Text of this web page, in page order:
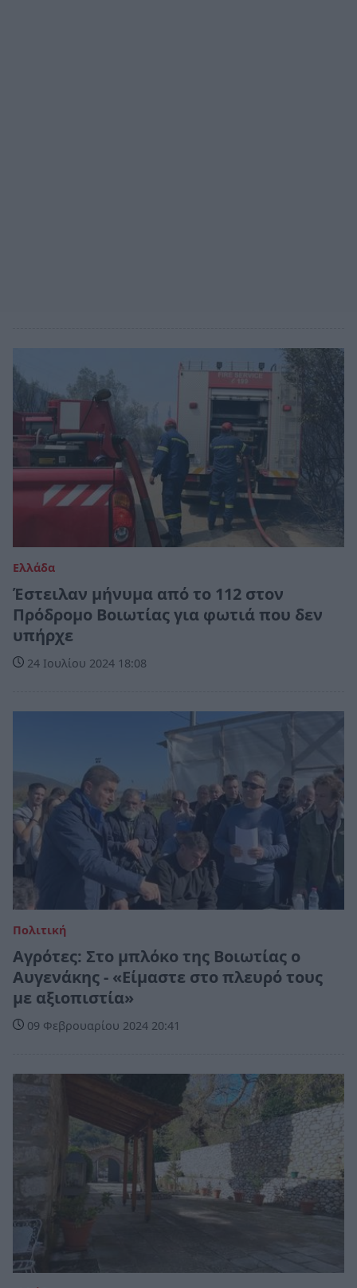
Ελλάδα
Έστειλαν μήνυμα από το 112 στον
Πρόδρομο Βοιωτίας για φωτιά που δεν
υπήρχε
24 Ιουλίου 2024 18:08
Πολιτική
Αγρότες: Στο μπλόκο της Βοιωτίας ο
Αυγενάκης - «Είμαστε στο πλευρό τους
με αξιοπιστία»
09 Φεβρουαρίου 2024 20:41